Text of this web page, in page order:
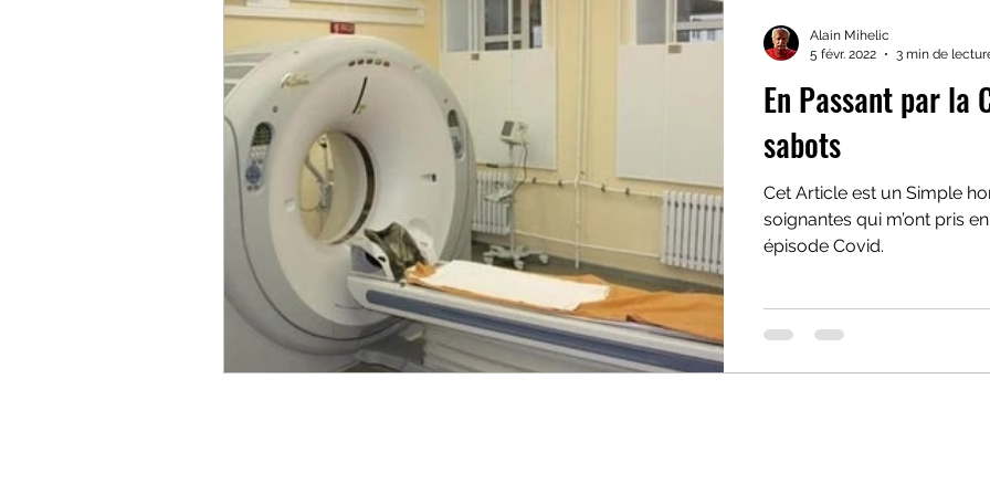
Société russe Architecture russe Religions et Mythologies
Culture russe conte fantastique
En Passant par la
sabots
Cet Article est un Simple
soignantes qui m’ont pris
épisode Covid.
Alain Mihelic
5 févr. 2022
3 min de